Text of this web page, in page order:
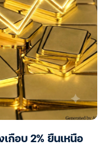
กือบ 2% ยืนเหนือ